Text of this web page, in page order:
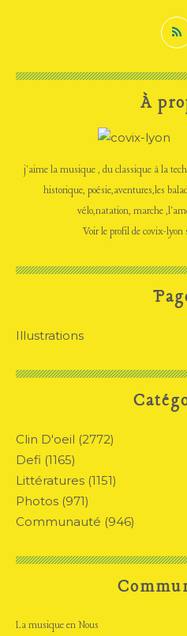
Clin D'oeil (2772)
Defi (1165)
Littératures (1151)
Photos (971)
Communauté (946)
Illustrations
À
j'aime la musique , du classique à la
historique, poésie,aventures,les
vélo,natation, marche
Voir le profil decovix-lyon
La musique en Nous